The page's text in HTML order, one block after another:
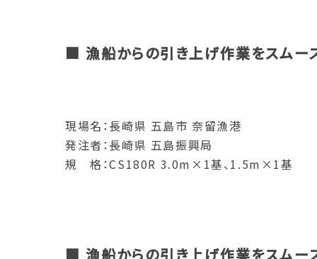
■ 漁船からの引き上げ作業をスム
現場名：長崎県 五島市 奈留漁港
発注者：長崎県 五島振興局
規 格：CS180R 3.0m×1基、1.5m×1基
■ 漁船からの引き上げ作業をスム